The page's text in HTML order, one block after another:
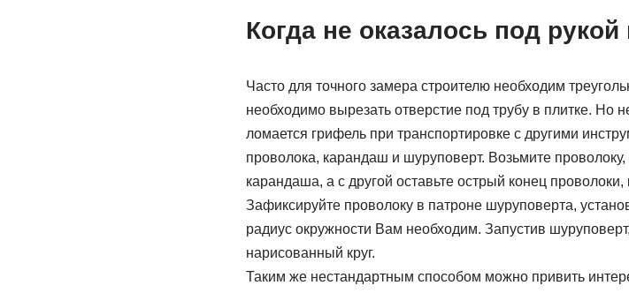
Когда не оказалось под рукой
Часто для точного замера строителю необходим
необходимо вырезать отверстие под трубу в плитке. Но
ломается грифель при транспортировке с другими
проволока, карандаш и шуруповерт. Возьмите
карандаша, а с другой оставьте острый конец
Зафиксируйте проволоку в патроне шуруповерта,
радиус окружности Вам необходим. Запустив
нарисованный круг.
Таким же нестандартным способом можно привить